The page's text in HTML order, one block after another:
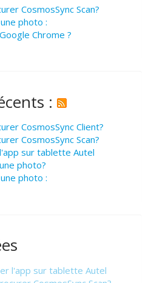
CosmosSync Scan?
photo :
Chrome ?
:
CosmosSync Client?
CosmosSync Scan?
sur tablette Autel
photo?
photo :
l'app sur tablette Autel